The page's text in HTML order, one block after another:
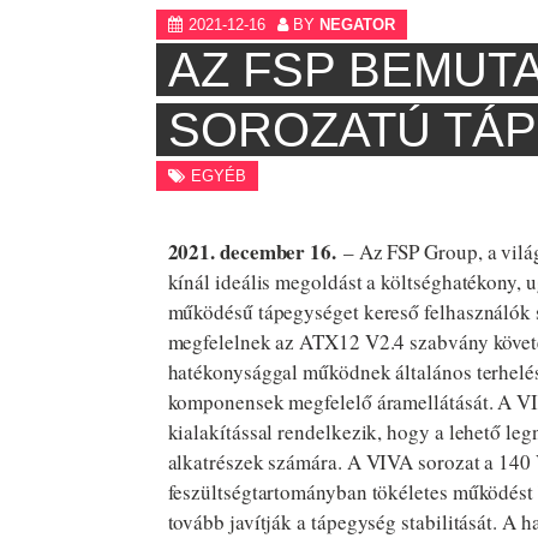
2021-12-16 BY NEGATOR
AZ FSP
SOROZATÚ
EGYÉB
2021. december 16.– Az FSP Group, a
kínál ideális megoldást a költséghatékony,
működésű tápegységet kereső
megfelelnek az ATX12 V2.4 szabvány
hatékonysággal működnek általános
komponensek megfelelő áramellátását. A
kialakítással rendelkezik, hogy a lehető
alkatrészek számára. A VIVA sorozat a
feszültségtartományban tökéletes
tovább javítják a tápegység stabilitását. A